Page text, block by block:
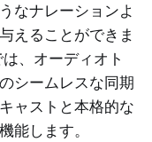
なナレーションよ
えることができま
、オーディオト
シームレスな同期
ャストと本格的な
能します。